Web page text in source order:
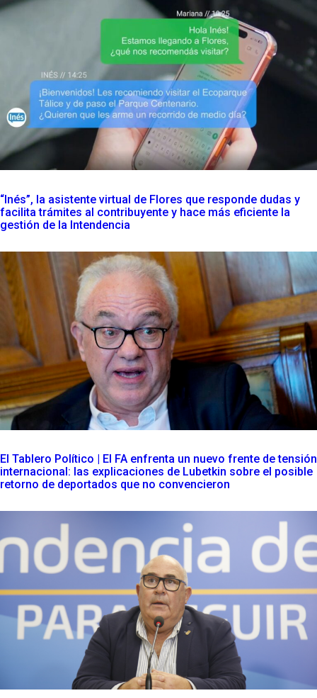
“Inés”, la asistente virtual de Flores que responde dudas y
facilita trámites al contribuyente y hace más eficiente la
gestión de la Intendencia
El Tablero Político | El FA enfrenta un nuevo frente de tensión
internacional: las explicaciones de Lubetkin sobre el posible
retorno de deportados que no convencieron